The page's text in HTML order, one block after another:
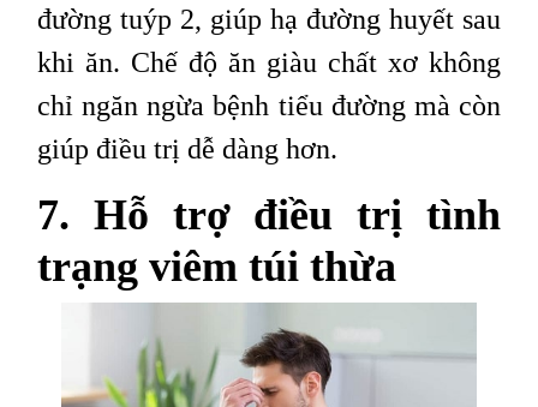
đường tuýp 2, giúp hạ đường huyết sau
khi ăn. Chế độ ăn giàu chất xơ không
chỉ ngăn ngừa bệnh tiểu đường mà còn
giúp điều trị dễ dàng hơn.
7. Hỗ trợ điều trị tình
trạng viêm túi thừa